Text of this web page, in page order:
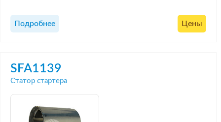
Подробнее Цены
SFA1139
Статор стартера